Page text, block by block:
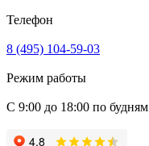
Телефон
8 (495) 104-59-03
Режим работы
С 9:00 до 18:00 по будням